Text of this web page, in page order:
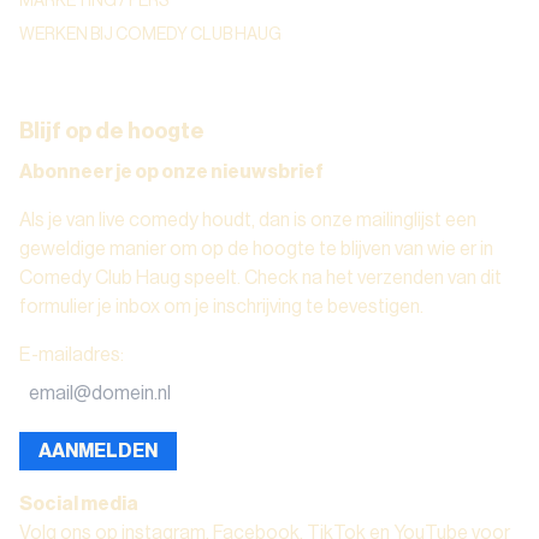
WERKEN BIJ COMEDY CLUB HAUG
Blijf op de hoogte
Abonneer je op onze nieuwsbrief
Als je van live comedy houdt, dan is onze mailinglijst een
geweldige manier om op de hoogte te blijven van wie er in
Comedy Club Haug speelt. Check na het verzenden van dit
formulier je inbox om je inschrijving te bevestigen.
E-mailadres:
AANMELDEN
Social media
Volg ons op instagram, Facebook, TikTok en YouTube voor